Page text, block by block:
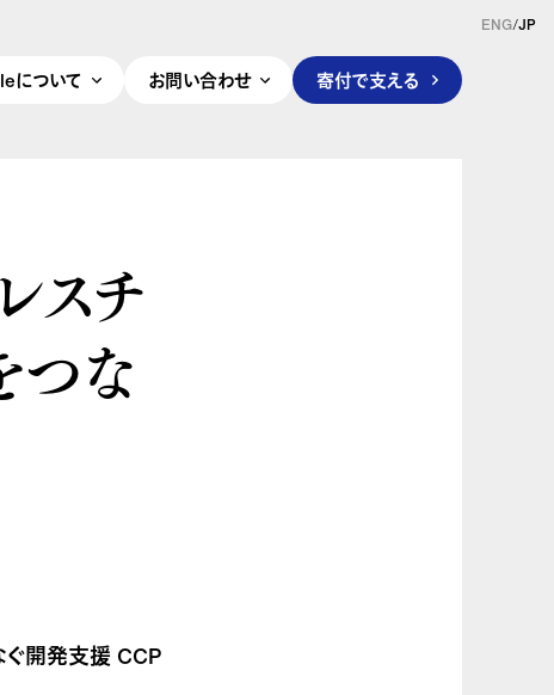
について お問い合わせ 寄付で支える
ENG/JP
スチ
な
ぐ開発支援 CCP